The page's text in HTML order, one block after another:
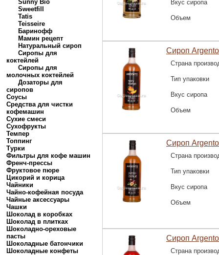
Sunny Bio
Sweetfill
Tatis
Teisseire
Баринофф
Мамин рецепт
Натуральный сироп
Сиропы для
коктейлей
Сиропы для
молочных коктейлей
Дозаторы для
сиропов
Соусы
Средства для чистки
кофемашин
Сухие смеси
Сухофрукты
Темпер
Топпинг
Турки
Фильтры для кофе машин
Френч-прессы
Фруктовое пюре
Цикорий и корица
Чайники
Чайно-кофейная посуда
Чайные аксессуары
Чашки
Шоколад в коробках
Шоколад в плитках
Шоколадно-ореховые
пасты
Шоколадные батончики
Шоколадные конфеты
Вкус сиропа
Объем
Сироп
Страна
Тип упаковки
Вкус сиропа
Объем
Сироп
Страна
Тип упаковки
Вкус сиропа
Объем
Сироп
Страна